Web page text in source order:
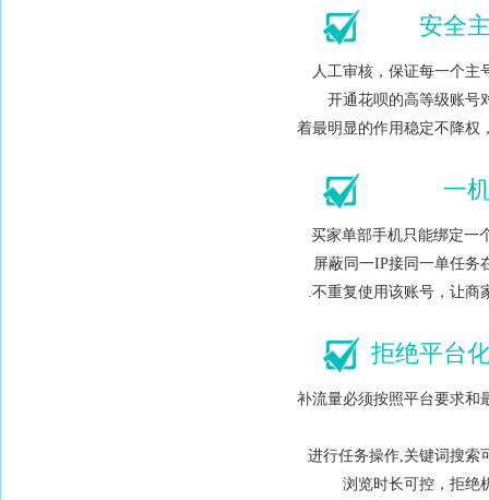
安全
人工审核，保证每一个主
开通花呗的高等级账号
着最明显的作用稳定不降权
一
买家单部手机只能绑定一
屏蔽同一IP接同一单任务
.不重复使用该账号，让商
拒绝平台
补流量必须按照平台要求和
进行任务操作,关键词搜索
浏览时长可控，拒绝